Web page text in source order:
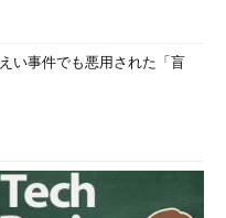
い事件でも悪用された「盲